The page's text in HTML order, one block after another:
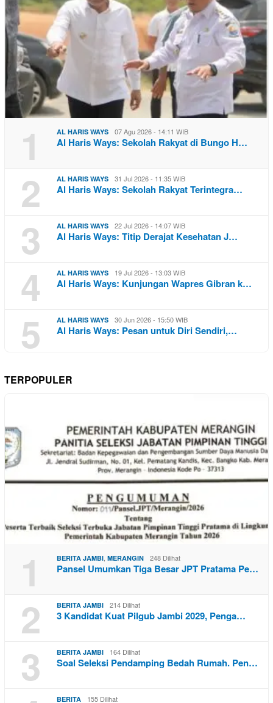
1 AL HARIS WAYS 07 Agu 2026 - 14:11 WIB
Al Haris Ways: Sekolah Rakyat di Bungo H…
2 AL HARIS WAYS 31 Jul 2026 - 11:35 WIB
Al Haris Ways: Sekolah Rakyat Terintegra…
3 AL HARIS WAYS 22 Jul 2026 - 14:07 WIB
Al Haris Ways: Titip Derajat Kesehatan J…
4 AL HARIS WAYS 19 Jul 2026 - 13:03 WIB
Al Haris Ways: Kunjungan Wapres Gibran k…
5 AL HARIS WAYS 30 Jun 2026 - 15:50 WIB
Al Haris Ways: Pesan untuk Diri Sendiri,…
TERPOPULER
1 BERITA JAMBI, MERANGIN 248 Dilihat
Pansel Umumkan Tiga Besar JPT Pratama Pe…
2 BERITA JAMBI 214 Dilihat
3 Kandidat Kuat Pilgub Jambi 2029, Penga…
3 BERITA JAMBI 164 Dilihat
Soal Seleksi Pendamping Bedah Rumah. Pen…
BERITA 155 Dilihat